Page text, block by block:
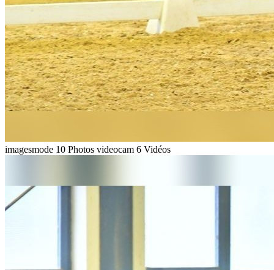
imagesmode 10 Photos videocam 6 Vidéos